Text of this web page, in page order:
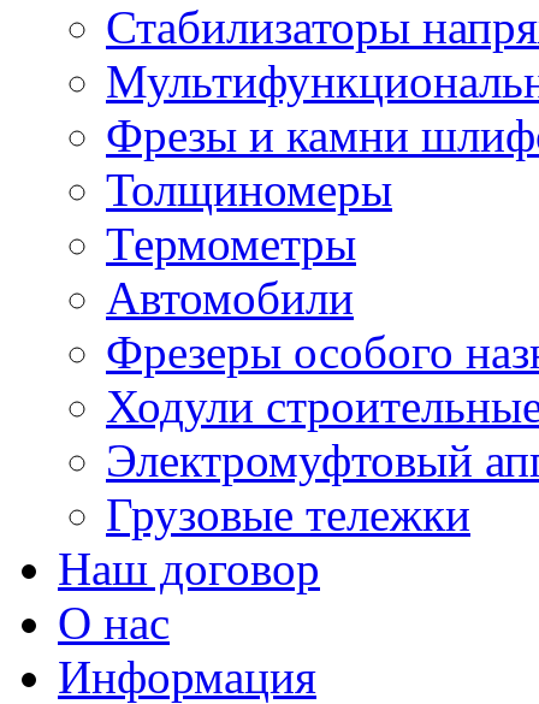
Стабилизаторы
Фрезы и камни
Толщиномеры
Термометры
Автомобили
Фрезеры особого
Ходули
Электромуфтовый
Грузовые тележки
Наш договор
О нас
Информация